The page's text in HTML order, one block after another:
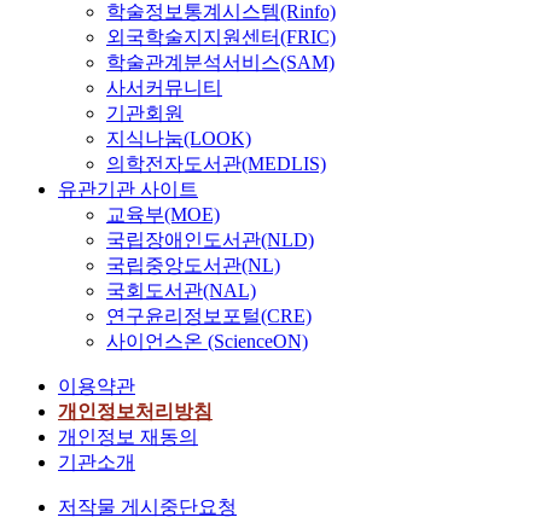
학술정보통계시스템(Rinfo)
외국학술지지원센터(FRIC)
학술관계분석서비스(SAM)
사서커뮤니티
기관회원
지식나눔(LOOK)
의학전자도서관(MEDLIS)
유관기관 사이트
교육부(MOE)
국립장애인도서관(NLD)
국립중앙도서관(NL)
국회도서관(NAL)
연구윤리정보포털(CRE)
사이언스온 (ScienceON)
이용약관
개인정보처리방침
개인정보 재동의
기관소개
저작물 게시중단요청